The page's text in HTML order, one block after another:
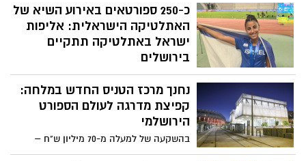
האלופות, האירופאית והקונפרנס ליג
ומשחקים בינלאומיים של נבחרות
כ-250 ספורטאים באירוע השיא של
האתלטיקה הישראלית: אליפות
ישראל באתלטיקה תתקיים
בירושלים
רביעי-חמישי, 30–31 ביולי, החל מהשעה 17:30
– הכניסה חופשית!
נחנך מרכז הטניס החדש במלחה:
קפיצת מדרגה לעולם הספורט
הירושלמי
בהשקעה של למעלה מ-70 מיליון ש"ח –
הושק אחד ממתחמי הספורט המרשימים